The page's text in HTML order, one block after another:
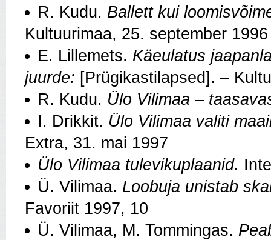
R. Kudu. Ballett kui
Kultuurimaa, 25. september 1996
E. Lillemets. Käeulatus
juurde: [Prügikastilapsed]. –
R. Kudu. Ülo Vilimaa –
I. Drikkit. Ülo Vilimaa valiti
Extra, 31. mai 1997
Ülo Vilimaa tulevikuplaanid.
Ü. Vilimaa. Loobuja unistab
Favoriit 1997, 10
Ü. Vilimaa, M. Tommingas.